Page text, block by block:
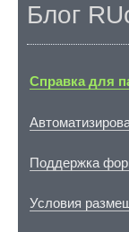
Блог
Справка для
Поддержка
Условия